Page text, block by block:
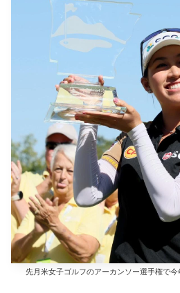
先月米女子ゴルフのアーカンソー選手権で